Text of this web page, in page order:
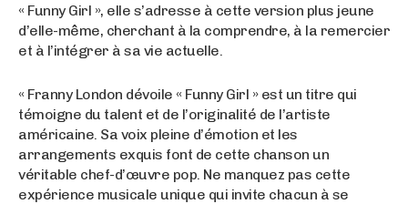
« Funny Girl », elle s’adresse à cette version plus jeune
d’elle-même, cherchant à la comprendre, à la remercier
et à l’intégrer à sa vie actuelle.
« Franny London dévoile « Funny Girl » est un titre qui
témoigne du talent et de l’originalité de l’artiste
américaine. Sa voix pleine d’émotion et les
arrangements exquis font de cette chanson un
véritable chef-d’œuvre pop. Ne manquez pas cette
expérience musicale unique qui invite chacun à se